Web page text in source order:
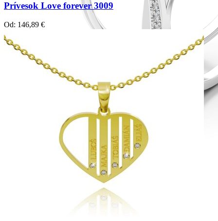
Prívesok Love forever 3009
Od: 146,89 €